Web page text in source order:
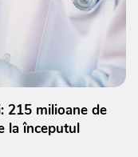
215 milioane de
la începutul